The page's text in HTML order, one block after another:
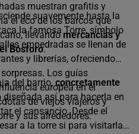
muestran grafitis y
el eco de los barcos que
llevando mercancías y
Bósforo.
suavemente hasta la
la famosa Torre, símbolo
empedradas se llenan de
y librerías, ofreciendo
Los guías
europea en el
de viejos viajeros y
y sus alrededores.
del barrio,concretamente
diseñada así para hacerla en
el cansancio. Desde el
a la torre si para visitarla